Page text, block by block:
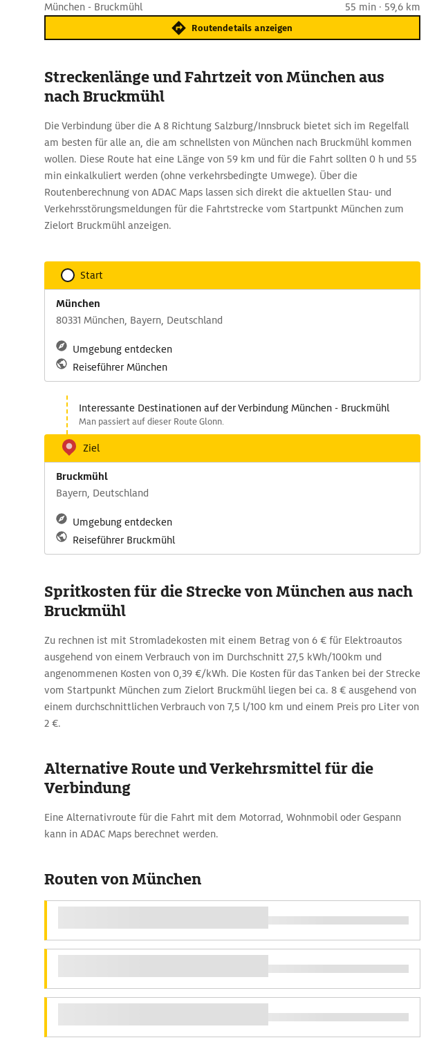
München - Bruckmühl 55 min · 59,6 km
Routendetails anzeigen
Streckenlänge und Fahrtzeit von München aus
nach Bruckmühl
Die Verbindung über die A 8 Richtung Salzburg/Innsbruck bietet sich im Regelfall
am besten für alle an, die am schnellsten von München nach Bruckmühl kommen
wollen. Diese Route hat eine Länge von 59 km und für die Fahrt sollten 0 h und 55
min einkalkuliert werden (ohne verkehrsbedingte Umwege). Über die
Routenberechnung von ADAC Maps lassen sich direkt die aktuellen Stau- und
Verkehrsstörungsmeldungen für die Fahrtstrecke vom Startpunkt München zum
Zielort Bruckmühl anzeigen.
Start
München
80331 München, Bayern, Deutschland
Umgebung entdecken
Reiseführer München
Interessante Destinationen auf der Verbindung München - Bruckmühl
Man passiert auf dieser Route Glonn.
Ziel
Bruckmühl
Bayern, Deutschland
Umgebung entdecken
Reiseführer Bruckmühl
Spritkosten für die Strecke von München aus nach
Bruckmühl
Zu rechnen ist mit Stromladekosten mit einem Betrag von 6 € für Elektroautos
ausgehend von einem Verbrauch von im Durchschnitt 27,5 kWh/100km und
angenommenen Kosten von 0,39 €/kWh. Die Kosten für das Tanken bei der Strecke
vom Startpunkt München zum Zielort Bruckmühl liegen bei ca. 8 € ausgehend von
einem durchschnittlichen Verbrauch von 7,5 l/100 km und einem Preis pro Liter von
2 €.
Alternative Route und Verkehrsmittel für die
Verbindung
Eine Alternativroute für die Fahrt mit dem Motorrad, Wohnmobil oder Gespann
kann in ADAC Maps berechnet werden.
Routen von München